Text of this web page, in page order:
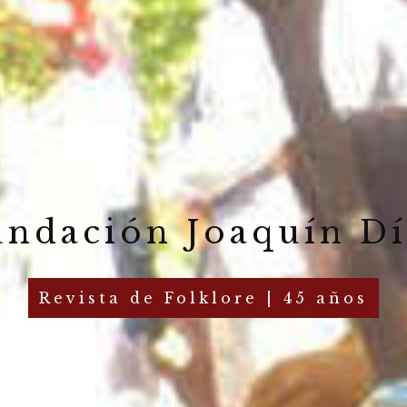
Joaquín
Revista de Folklore | 45 años